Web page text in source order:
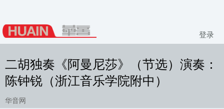
登录
二胡独奏《阿曼尼莎》（节选）演奏：
陈钟锐（浙江音乐学院附中）
华音网